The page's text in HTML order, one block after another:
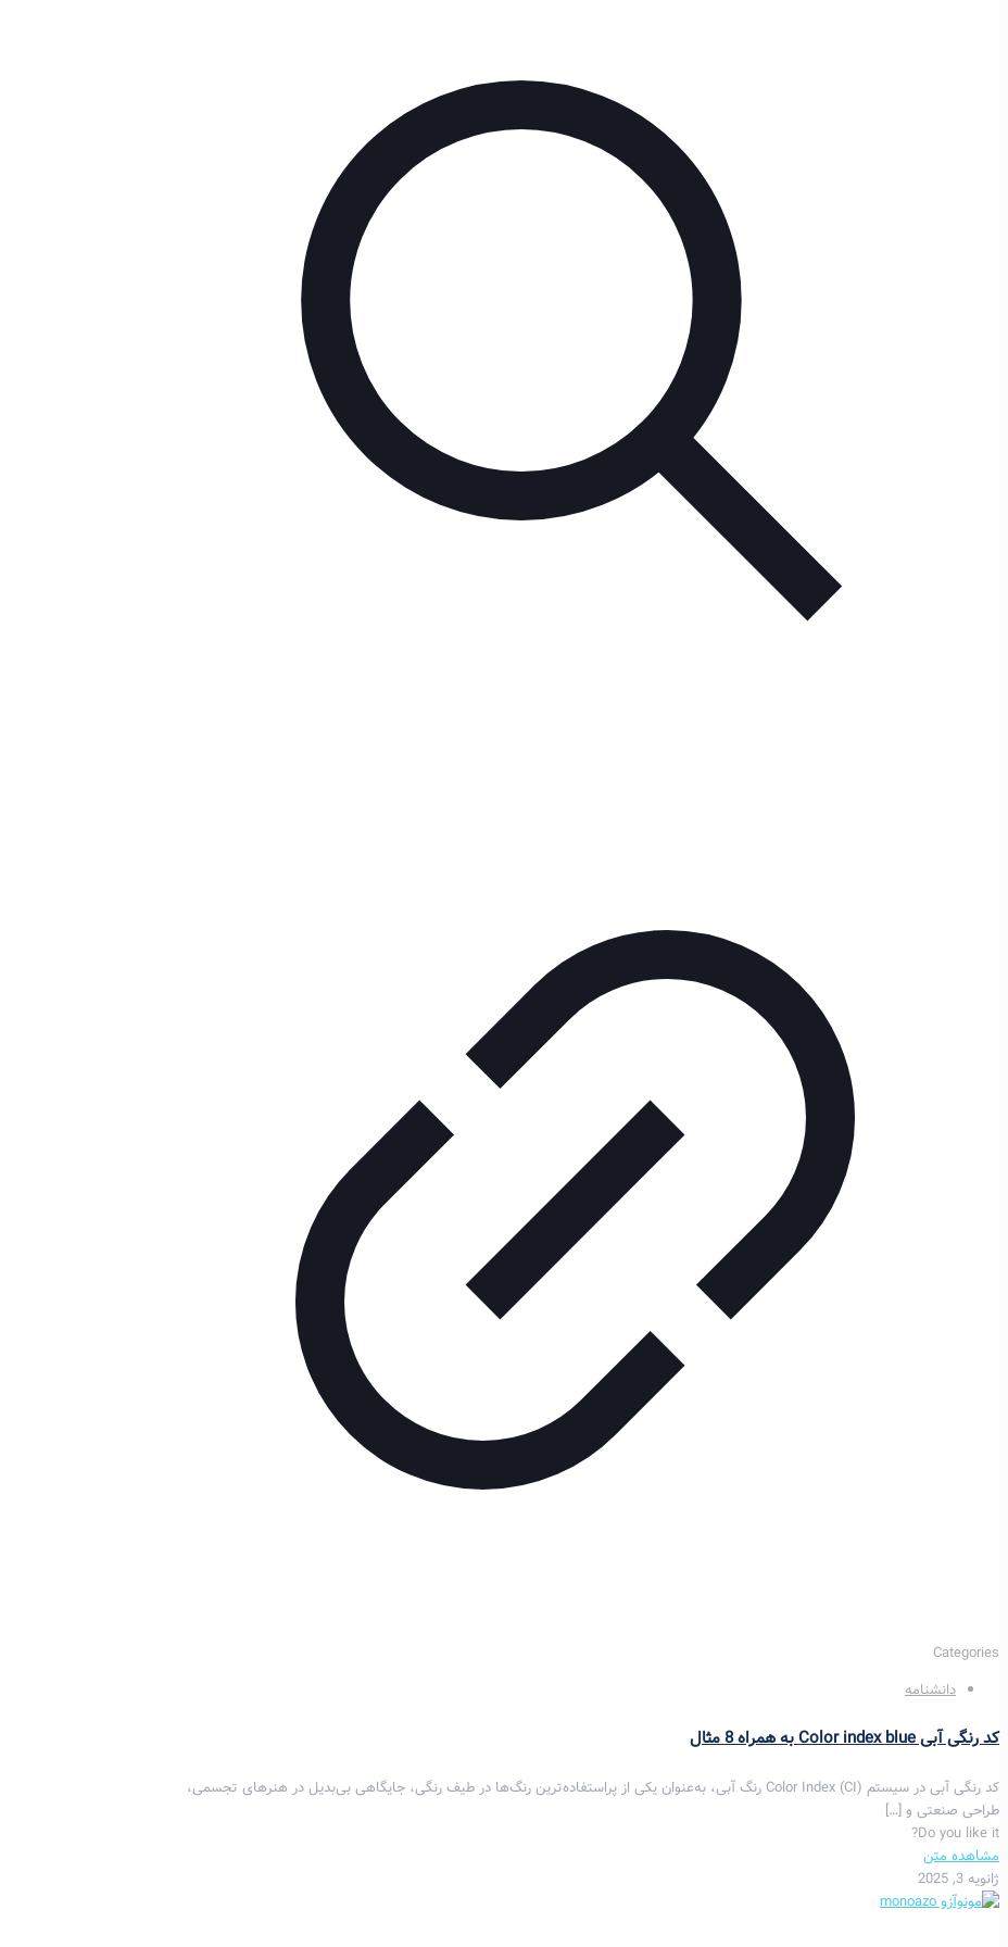
Categories
دانشنامه
کد رنگی آبی Color index blue به همراه 8 مثال
کد رنگی آبی در سیستم Color Index (CI) رنگ آبی، به‌عنوان یکی از پراستفاده‌ترین رنگ‌ها در طیف رنگی، جایگاهی بی‌بدیل در هنرهای تجسمی،
طراحی صنعتی و[…]
Do you like it?
مشاهده متن
ژانویه 3, 2025